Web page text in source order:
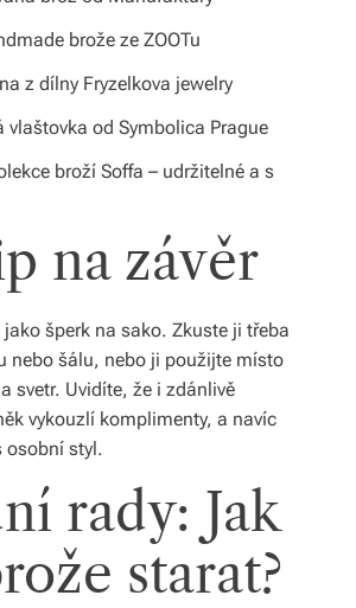
brože ze ZOOTu
z dílny Fryzelkova jewelry
vlaštovka od Symbolica Prague
broží Soffa – udržitelné a s
na závěr
šperk na sako. Zkuste ji třeba
nebo šálu, nebo ji použijte místo
svetr. Uvidíte, že i zdánlivě
vykouzlí komplimenty, a navíc
osobní styl.
rady: Jak
starat?